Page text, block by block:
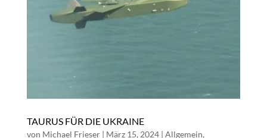
TAURUS FÜR DIE UKRAINE
von Michael Frieser| März 15, 2024| Allgemein,